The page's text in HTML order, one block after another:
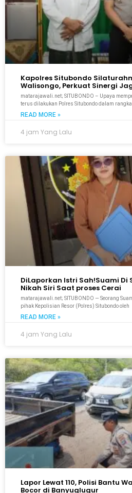
Kapolres Situbondo
Walisongo, Perkuat Sinergi
matarajawali.net; SITUBONDO – Upaya
terus dilakukan Polres Situbondo dalam
READ MORE »
4 jam Yang Lalu
DiLaporkan Istri Sah!Suami
Nikah Siri Saat proses Cerai
matarajawali.net; SITUBONDO — Seorang
pihak Kepolisian Resor (Polres) Situbondo oleh
READ MORE »
4 jam Yang Lalu
Lapor Lewat 110, Polisi Bantu
Bocor di Banyuglugur